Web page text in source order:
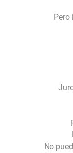
Pero
No